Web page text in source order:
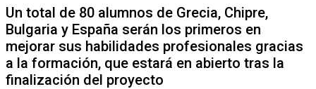
Un total de 80 alumnos de Grecia, Chipre,
Bulgaria y España serán los primeros en
mejorar sus habilidades profesionales gracias
a la formación, que estará en abierto tras la
finalización del proyecto